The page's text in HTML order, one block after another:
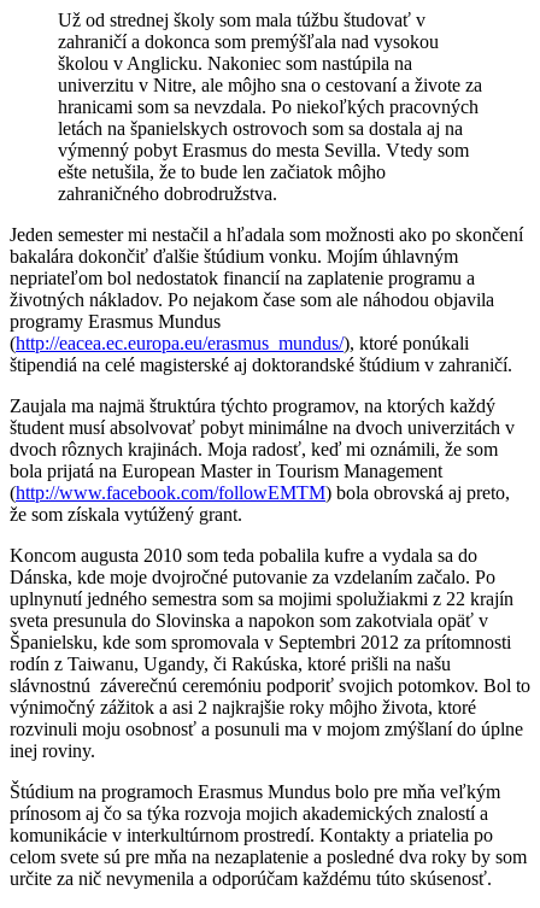
Už od strednej školy som mala túžbu študovať v
zahraničí a dokonca som premýšľala nad vysokou
školou v Anglicku. Nakoniec som nastúpila na
univerzitu v Nitre, ale môjho sna o cestovaní a živote za
hranicami som sa nevzdala. Po niekoľkých pracovných
letách na španielskych ostrovoch som sa dostala aj na
výmenný pobyt Erasmus do mesta Sevilla. Vtedy som
ešte netušila, že to bude len začiatok môjho
zahraničného dobrodružstva.
Jeden semester mi nestačil a hľadala som možnosti ako po skončení
bakalára dokončiť ďalšie štúdium vonku. Mojím úhlavným
nepriateľom bol nedostatok financií na zaplatenie programu a
životných nákladov. Po nejakom čase som ale náhodou objavila
programy Erasmus Mundus
(http://eacea.ec.europa.eu/erasmus_mundus/), ktoré ponúkali
štipendiá na celé magisterské aj doktorandské štúdium v zahraničí.
Zaujala ma najmä štruktúra týchto programov, na ktorých každý
študent musí absolvovať pobyt minimálne na dvoch univerzitách v
dvoch rôznych krajinách. Moja radosť, keď mi oznámili, že som
bola prijatá na European Master in Tourism Management
(http://www.facebook.com/followEMTM) bola obrovská aj preto,
že som získala vytúžený grant.
Koncom augusta 2010 som teda pobalila kufre a vydala sa do
Dánska, kde moje dvojročné putovanie za vzdelaním začalo. Po
uplnynutí jedného semestra som sa mojimi spolužiakmi z 22 krajín
sveta presunula do Slovinska a napokon som zakotviala opäť v
Španielsku, kde som spromovala v Septembri 2012 za prítomnosti
rodín z Taiwanu, Ugandy, či Rakúska, ktoré prišli na našu
slávnostnú záverečnú ceremóniu podporiť svojich potomkov. Bol to
výnimočný zážitok a asi 2 najkrajšie roky môjho života, ktoré
rozvinuli moju osobnosť a posunuli ma v mojom zmýšlaní do úplne
inej roviny.
Štúdium na programoch Erasmus Mundus bolo pre mňa veľkým
prínosom aj čo sa týka rozvoja mojich akademických znalostí a
komunikácie v interkultúrnom prostredí. Kontakty a priatelia po
celom svete sú pre mňa na nezaplatenie a posledné dva roky by som
určite za nič nevymenila a odporúčam každému túto skúsenosť.